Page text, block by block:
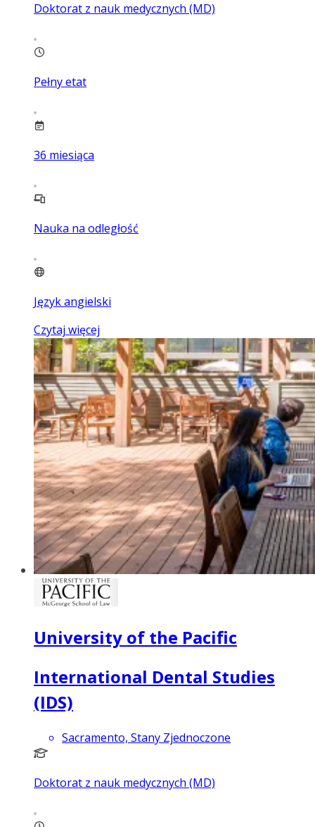
Doktorat z nauk medycznych (MD)
Pełny etat
36 miesiąca
Nauka na odległość
Język angielski
Czytaj więcej
University of the Pacific
International Dental Studies
(IDS)
Sacramento, Stany Zjednoczone
Doktorat z nauk medycznych (MD)